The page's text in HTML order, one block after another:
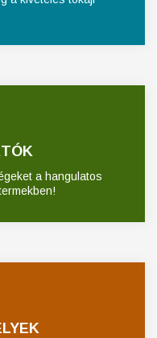
a hangulatos